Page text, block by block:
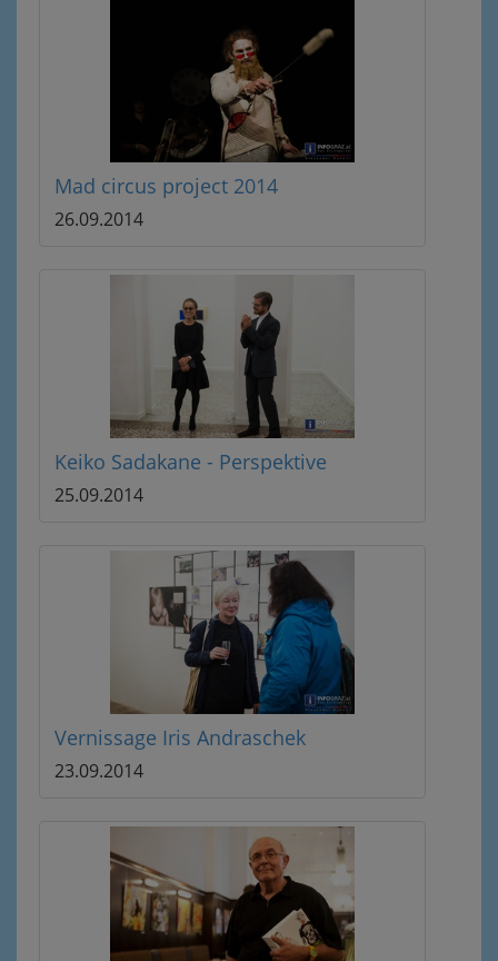
Mad circus project 2014
26.09.2014
Keiko Sadakane - Perspektive
25.09.2014
Vernissage Iris Andraschek
23.09.2014